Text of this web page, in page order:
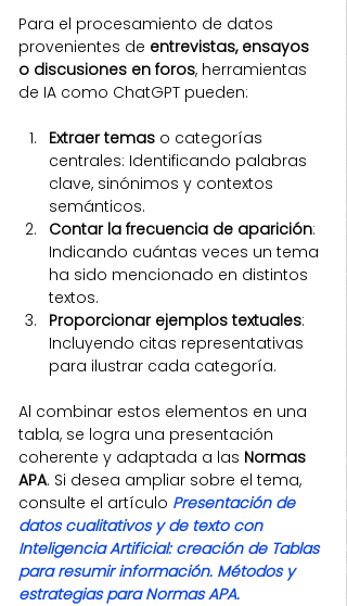
Para el procesamiento de datos
provenientes de entrevistas, ensayos
o discusiones en foros, herramientas
de IA como ChatGPT pueden:
Extraer temas o categorías
centrales: Identificando palabras
clave, sinónimos y contextos
semánticos.
Contar la frecuencia de aparición:
Indicando cuántas veces un tema
ha sido mencionado en distintos
textos.
Proporcionar ejemplos textuales:
Incluyendo citas representativas
para ilustrar cada categoría.
Al combinar estos elementos en una
tabla, se logra una presentación
coherente y adaptada a las Normas
APA. Si desea ampliar sobre el tema,
consulte el artículo Presentación de
datos cualitativos y de texto con
Inteligencia Artificial: creación de Tablas
para resumir información. Métodos y
estrategias para Normas APA.